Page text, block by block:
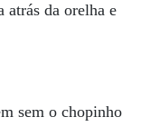
atrás da orelha e
sem o chopinho